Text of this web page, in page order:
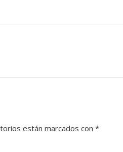
están marcados con *